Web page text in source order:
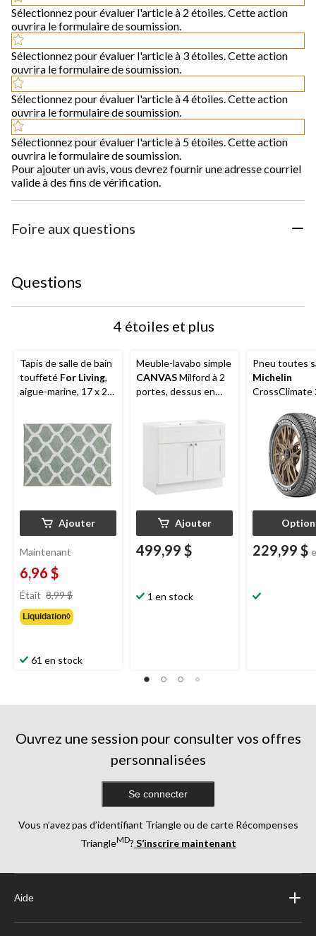
Sélectionnez pour évaluer l'article à 2 étoiles. Cette action
ouvrira le formulaire de soumission.
Sélectionnez pour évaluer l'article à 3 étoiles. Cette action
ouvrira le formulaire de soumission.
Sélectionnez pour évaluer l'article à 4 étoiles. Cette action
ouvrira le formulaire de soumission.
Sélectionnez pour évaluer l'article à 5 étoiles. Cette action
ouvrira le formulaire de soumission.
Pour ajouter un avis, vous devrez fournir une adresse courriel
valide à des fins de vérification.
Foire aux questions
Questions
4 étoiles et plus
Tapis de salle de bain
touffeté For Living,
aigue-marine, 17 x 24
Ajouter
Maintenant
6,96 $
Était 8,99 $
Liquidation◊
61 en stock
Meuble-lavabo simple
CANVASMilford à 2
portes, dessus en
Ajouter
499,99 $
1 en stock
Pneu toutes
Michelin
CrossClimate
et
229,99 $
Ouvrez une session pour consulter vos offres
personnalisées
Se connecter
Vous n’avez pas d’identifiant Triangle ou de carte Récompenses
TriangleMD? S’inscrire maintenant
Aide